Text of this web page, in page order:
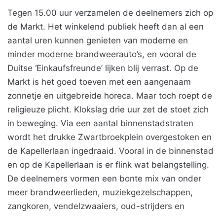
Tegen 15.00 uur verzamelen de deelnemers zich op
de Markt. Het winkelend publiek heeft dan al een
aantal uren kunnen genieten van moderne en
minder moderne brandweerauto’s, en vooral de
Duitse ‘Einkaufsfreunde’ lijken blij verrast. Op de
Markt is het goed toeven met een aangenaam
zonnetje en uitgebreide horeca. Maar toch roept de
religieuze plicht. Klokslag drie uur zet de stoet zich
in beweging. Via een aantal binnenstadstraten
wordt het drukke Zwartbroekplein overgestoken en
de Kapellerlaan ingedraaid. Vooral in de binnenstad
en op de Kapellerlaan is er flink wat belangstelling.
De deelnemers vormen een bonte mix van onder
meer brandweerlieden, muziekgezelschappen,
zangkoren, vendelzwaaiers, oud-strijders en